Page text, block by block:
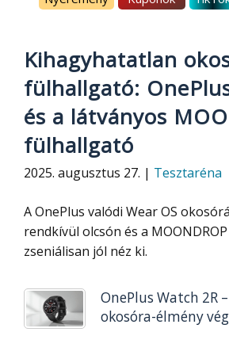
Kihagyhatatlan
fülhallgató:
és a látványos
fülhallgató
2025. augusztus 27. | Tesztaréna
A OnePlus valódi Wear OS
rendkívül olcsón és a
zseniálisan jól néz ki.
OnePlus Watch 2R
okosóra-élmény